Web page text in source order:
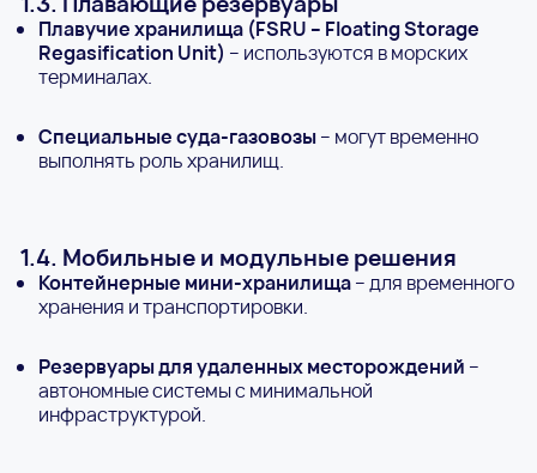
Плавучие хранилища (FSRU – Floating Storage
Regasification Unit) – используются в морских
терминалах.
Специальные суда-газовозы– могут временно
выполнять роль хранилищ.
1.4. Мобильные и модульные решения
Контейнерные мини-хранилища– для временного
хранения и транспортировки.
Резервуары для удаленных месторождений –
автономные системы с минимальной
инфраструктурой.